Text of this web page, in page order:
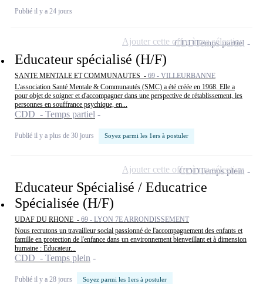
Publié il y a 24 jours
Educateur spécialisé (H/F)
SANTE MENTALE ET COMMUNAUTES - 69 - VILLEURBANNE
L'association Santé Mentale & Communautés (SMC) a été créée en 1968. Elle a
pour objet de soigner et d'accompagner dans une perspective de rétablissement, les
personnes en souffrance psychique, en...
CDD - Temps partiel
Publié il y a plus de 30 jours Soyez parmi les 1ers à postuler
CDDTemps partiel
Ajouter cette offre à ma sélection
Educateur Spécialisé / Educatrice
Spécialisée (H/F)
UDAF DU RHONE - 69 - LYON 7E ARRONDISSEMENT
Nous recrutons un travailleur social passionné de l'accompagnement des enfants et
famille en protection de l'enfance dans un environnement bienveillant et à dimension
humaine : Educateur...
CDD - Temps plein
Publié il y a 28 jours Soyez parmi les 1ers à postuler
CDDTemps plein
Ajouter cette offre à ma sélection